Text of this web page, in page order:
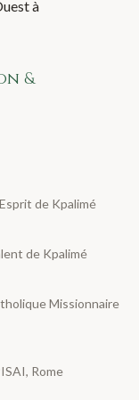
à
&
de Kpalimé
de Kpalimé
Missionnaire
Rome